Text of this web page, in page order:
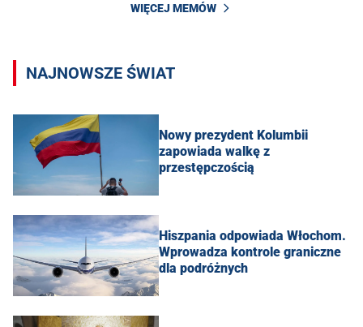
WIĘCEJ MEMÓW
NAJNOWSZE ŚWIAT
Nowy prezydent Kolumbii
zapowiada walkę z
przestępczością
Hiszpania odpowiada Włochom.
Wprowadza kontrole graniczne
dla podróżnych